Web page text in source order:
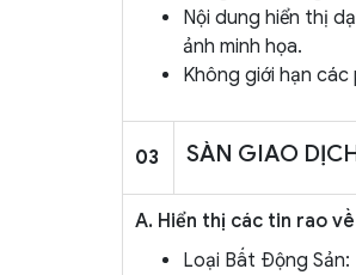
Nội dung hiển thị
ảnh minh họa.
Không giới hạn các
03 SÀN GIAO
A. Hiển thị các tin rao
Loại Bất Động Sản: